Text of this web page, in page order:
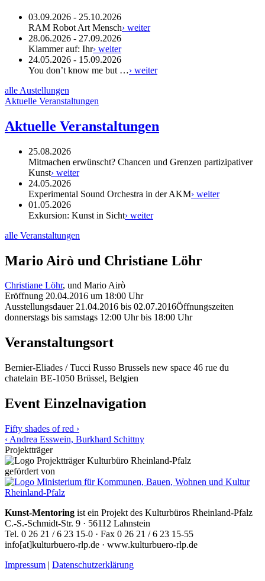
03.09.2026 - 25.10.2026
RAM Robot Art Mensch› weiter
28.06.2026 - 27.09.2026
Klammer auf: Ihr› weiter
24.05.2026 - 15.09.2026
You don’t know me but …› weiter
alle Austellungen
Aktuelle Veranstaltungen
Aktuelle Veranstaltungen
25.08.2026
Mitmachen erwünscht? Chancen und Grenzen partizipativer
Kunst› weiter
24.05.2026
Experimental Sound Orchestra in der AKM› weiter
01.05.2026
Exkursion: Kunst in Sicht› weiter
alle Veranstaltungen
Mario Airò und Christiane Löhr
Christiane Löhr, und Mario Airò
Eröffnung 20.04.2016 um 18:00 Uhr
Ausstellungsdauer 21.04.2016 bis 02.07.2016Öffnungszeiten
donnerstags bis samstags 12:00 Uhr bis 18:00 Uhr
Veranstaltungsort
Bernier-Eliades / Tucci Russo Brussels new space 46 rue du
chatelain BE-1050 Brüssel, Belgien
Event Einzelnavigation
Fifty shades of red ›
‹ Andrea Esswein, Burkhard Schittny
Projektträger
gefördert von
Kunst-Mentoring ist ein Projekt des Kulturbüros Rheinland-Pfalz
C.-S.-Schmidt-Str. 9 · 56112 Lahnstein
Tel. 0 26 21 / 6 23 15-0 · Fax 0 26 21 / 6 23 15-55
info[at]kulturbuero-rlp.de · www.kulturbuero-rlp.de
Impressum | Datenschutzerklärung